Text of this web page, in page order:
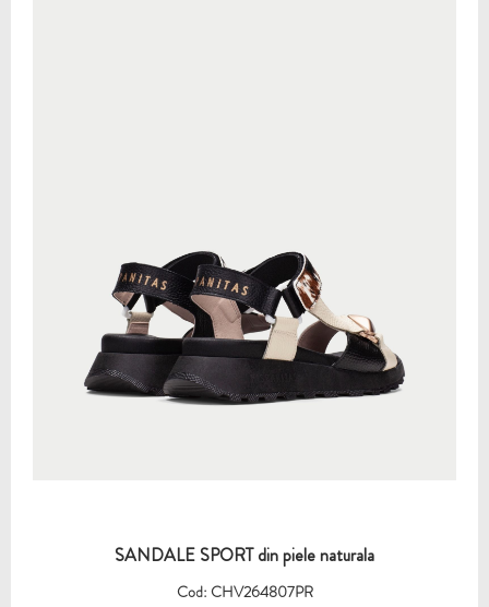
SANDALE SPORT din piele naturala
Cod: CHV264807PR